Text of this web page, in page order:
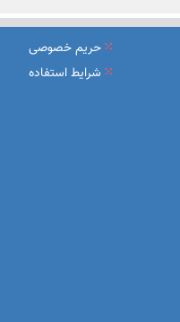
حریم خصوصی
شرایط استفاده